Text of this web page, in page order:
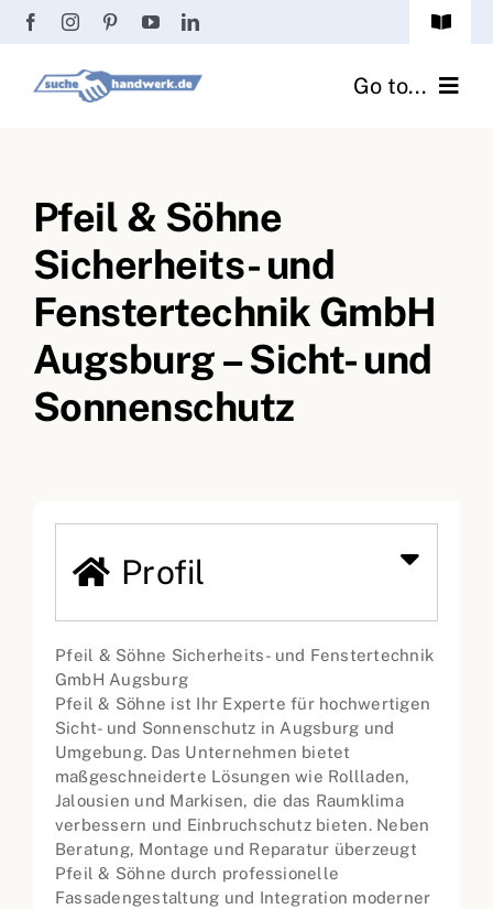
Zum
springen
Toggle
Passwort vergessen? Go to...
Fliesenrechner
Handwerker Ratgeber
Wir über uns
Pfeil & Söhne
Sicherheits- und
Fenstertechnik GmbH
Augsburg – Sicht- und
Sonnenschutz
Profil
Pfeil & Söhne Sicherheits- und Fenstertechnik
GmbH Augsburg
Pfeil & Söhne ist Ihr Experte für hochwertigen
Sicht- und Sonnenschutz in Augsburg und
Umgebung. Das Unternehmen bietet
maßgeschneiderte Lösungen wie Rollladen,
Jalousien und Markisen, die das Raumklima
verbessern und Einbruchschutz bieten. Neben
Beratung, Montage und Reparatur überzeugt
Pfeil & Söhne durch professionelle
Fassadengestaltung und Integration moderner